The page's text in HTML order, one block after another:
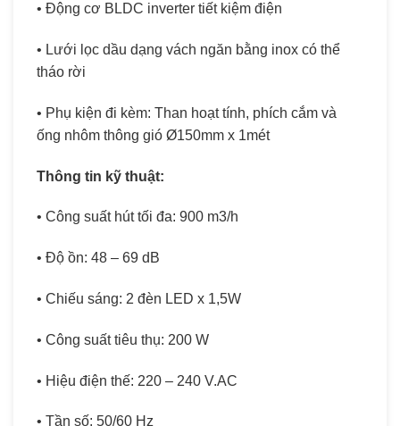
• Động cơ BLDC inverter tiết kiệm điện
• Lưới lọc dầu dạng vách ngăn bằng inox có thể
tháo rời
• Phụ kiện đi kèm: Than hoạt tính, phích cắm và
ống nhôm thông gió Ø150mm x 1mét
Thông tin kỹ thuật:
• Công suất hút tối đa: 900 m3/h
• Độ ồn: 48 – 69 dB
• Chiếu sáng: 2 đèn LED x 1,5W
• Công suất tiêu thụ: 200 W
• Hiệu điện thế: 220 – 240 V.AC
• Tần số: 50/60 Hz